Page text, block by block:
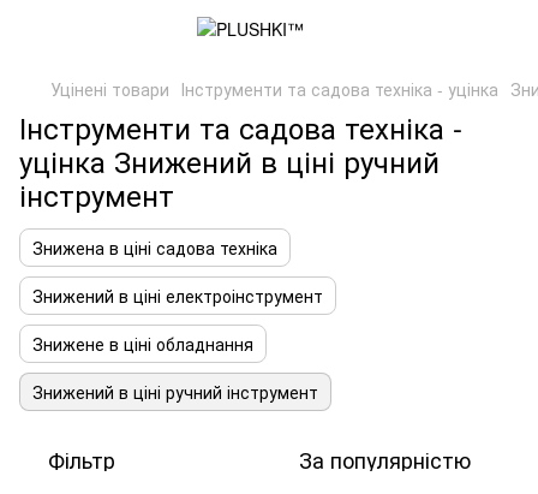
Уцінені товари Інструменти та садова техніка - уцінка
Інструменти та садова техніка -
уцінка Знижений в ціні ручний
інструмент
Знижена в ціні садова техніка
Знижений в ціні електроінструмент
Знижене в ціні обладнання
Знижений в ціні ручний інструмент
Фільтр За популярністю